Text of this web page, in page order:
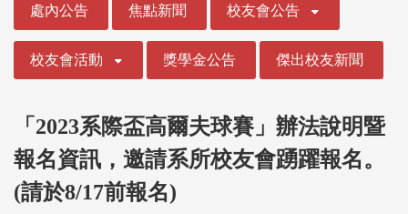
處內公告 焦點新聞 校友會公告
校友會活動 獎學金公告 傑出校友新聞
「2023系際盃高爾夫球賽」辦法說明暨
報名資訊，邀請系所校友會踴躍報名。
(請於8/17前報名)